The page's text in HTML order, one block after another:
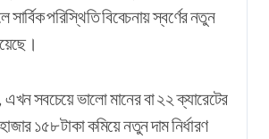
পরিস্থিতি বিবেচনায় স্বর্ণের নতুন
সবচেয়ে ভালো মানের বা ২২ ক্যারেটের
১৫৮ টাকা কমিয়ে নতুন দাম নির্ধারণ